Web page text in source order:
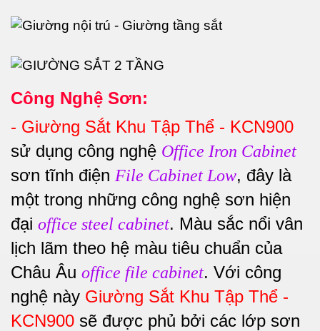
Công Nghệ Sơn:
- Giường Sắt Khu Tập Thể - KCN900
sử dụng công nghệ Office Iron Cabinet
sơn tĩnh điện File Cabinet Low, đây là
một trong những công nghệ sơn hiện
đại office steel cabinet. Màu sắc nổi vân
lịch lãm theo hệ màu tiêu chuẩn của
Châu Âu office file cabinet. Với công
nghệ này Giường Sắt Khu Tập Thể -
KCN900 sẽ được phủ bởi các lớp sơn